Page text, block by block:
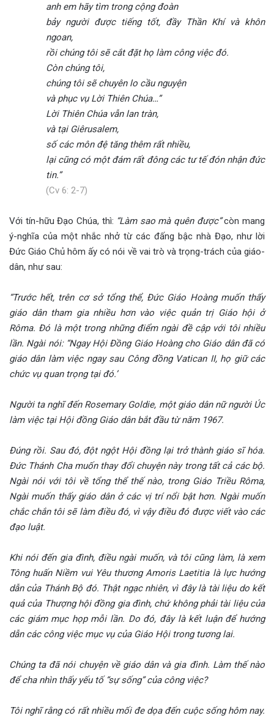
anh em hãy tìm trong cộng đoàn
bảy người được tiếng tốt, đầy Thần Khí và khôn
ngoan,
rồi chúng tôi sẽ cắt đặt họ làm công việc đó.
Còn chúng tôi,
chúng tôi sẽ chuyên lo cầu nguyện
và phục vụ Lời Thiên Chúa…”
Lời Thiên Chúa vẫn lan tràn,
và tại Giêrusalem,
số các môn đệ tăng thêm rất nhiều,
lại cũng có một đám rất đông các tư tế đón nhận đức
tin.”
(Cv 6: 2-7)
Với tín-hữu Đạo Chúa, thì: “Làm sao mà quên được”còn mang
ý-nghĩa của một nhắc nhở từ các đấng bậc nhà Đạo, như lời
Đức Giáo Chủ hôm ấy có nói về vai trò và trọng-trách của giáo-
dân, như sau:
“Trước hết, trên cơ sở tổng thể, Đức Giáo Hoàng muốn thấy
giáo dân tham gia nhiều hơn vào việc quản trị Giáo hội ở
Rôma. Đó là một trong những điểm ngài đề cập với tôi nhiều
lần. Ngài nói: “Ngay Hội Đồng Giáo Hoàng cho Giáo dân đã có
giáo dân làm việc ngay sau Công đồng Vatican II, họ giữ các
chức vụ quan trọng tại đó.’
Người ta nghĩ đến Rosemary Goldie, một giáo dân nữ người Úc
làm việc tại Hội đồng Giáo dân bắt đầu từ năm 1967.
Đúng rồi. Sau đó, đột ngột Hội đồng lại trở thành giáo sĩ hóa.
Đức Thánh Cha muốn thay đổi chuyện này trong tất cả các bộ.
Ngài nói với tôi về tổng thể thế nào, trong Giáo Triều Rôma,
Ngài muốn thấy giáo dân ở các vị trí nổi bật hơn. Ngài muốn
chắc chắn tôi sẽ làm điều đó, vì vậy điều đó được viết vào các
đạo luật.
Khi nói đến gia đình, điều ngài muốn, và tôi cũng làm, là xem
Tông huấn Niềm vui Yêu thương Amoris Laetitia là lực hướng
dẫn của Thánh Bộ đó. Thật ngạc nhiên, vì đây là tài liệu do kết
quả của Thượng hội đồng gia đình, chứ không phải tài liệu của
các giám mục họp mỗi lần. Do đó, đây là kết luận để hướng
dẫn các công việc mục vụ của Giáo Hội trong tương lai.
Chúng ta đã nói chuyện về giáo dân và gia đình. Làm thế nào
để cha nhìn thấy yếu tố “sự sống” của công việc?
Tôi nghĩ rằng có rất nhiều mối đe dọa đến cuộc sống hôm nay.